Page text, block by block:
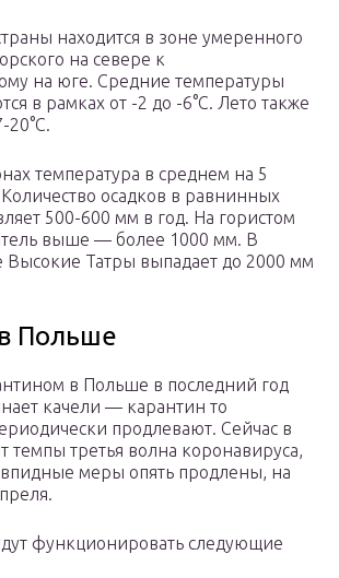
находится в зоне умеренного
на севере к
на юге. Средние температуры
в рамках от -2 до -6°C. Лето также
температура в среднем на 5
осадков в равнинных
500-600 мм в год. На гористом
выше — более 1000 мм. В
Высокие Татры выпадает до 2000 мм
Польше
в Польше в последний год
качели — карантин то
продлевают. Сейчас в
темпы третья волна коронавируса,
меры опять продлены, на
функционировать следующие